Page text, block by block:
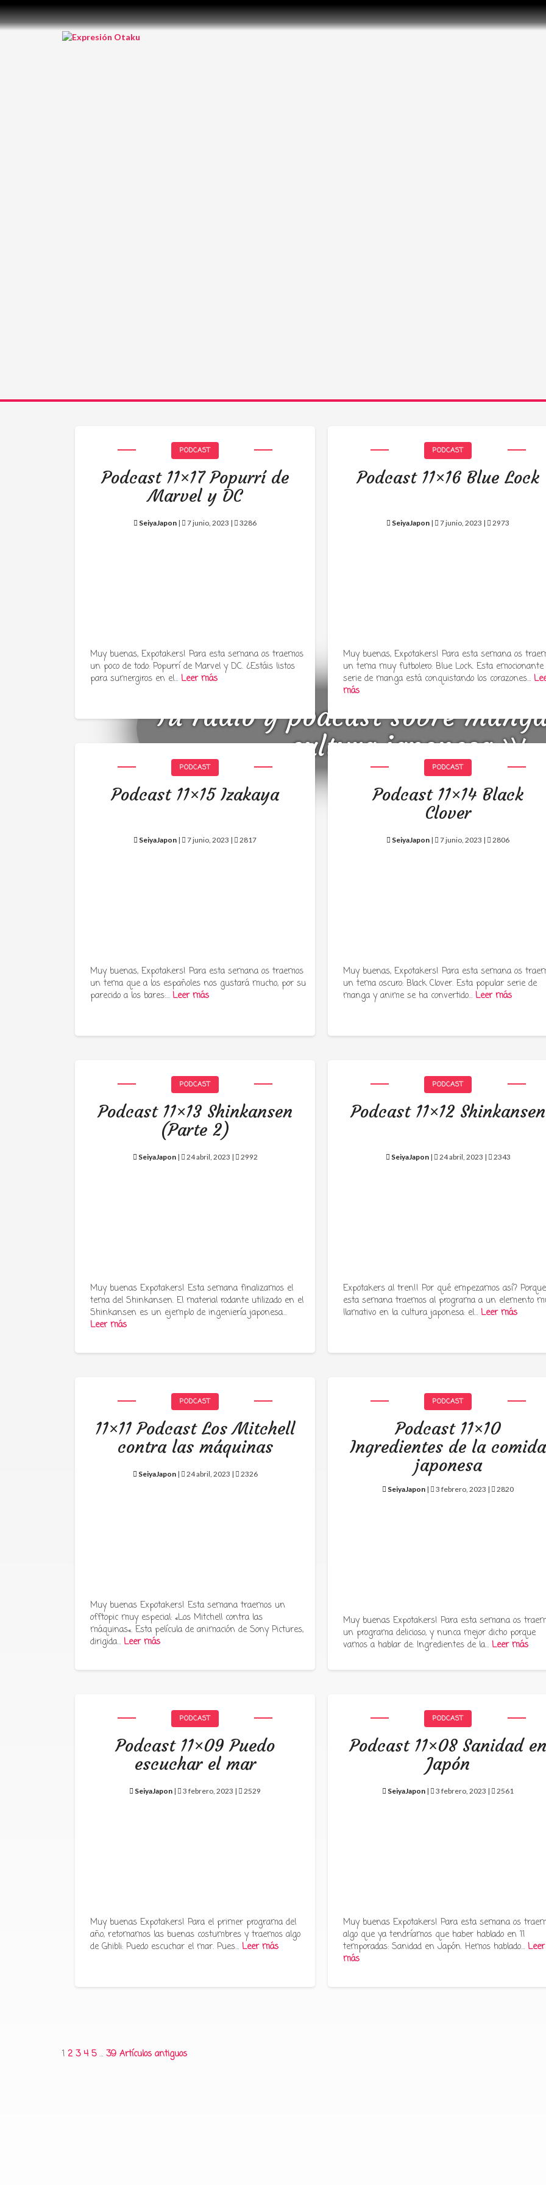
Tu radio y podcast sobre
cultura japonesa ツ
PODCAST
Podcast 11×17 Popurrí de
Marvel y DC
SeiyaJapon | 7 junio, 2023 | 3286
Muy buenas, Expotakers! Para esta semana os traemos
un poco de todo: Popurrí de Marvel y DC. ¿Estáis listos
para sumergiros en el…Leer más
PODCAST
Podcast 11×16 Blue Lock
SeiyaJapon | 7 junio, 2023 | 2973
Muy buenas, Expotakers! Para esta semana os
un tema muy futbolero: Blue Lock. Esta emocionante
serie de manga está conquistando los corazones…
más
PODCAST
Podcast 11×15 Izakaya
SeiyaJapon | 7 junio, 2023 | 2817
Muy buenas, Expotakers! Para esta semana os traemos
un tema que a los españoles nos gustará mucho, por su
parecido a los bares:…Leer más
PODCAST
Podcast 11×14 Black
Clover
SeiyaJapon | 7 junio, 2023 | 2806
Muy buenas, Expotakers! Para esta semana os
un tema oscuro: Black Clover. Esta popular serie de
manga y anime se ha convertido…Leer más
PODCAST
Podcast 11×13 Shinkansen
(Parte 2)
SeiyaJapon| 24 abril, 2023 | 2992
Muy buenas Expotakers! Esta semana finalizamos el
tema del Shinkansen. El material rodante utilizado en el
Shinkansen es un ejemplo de ingeniería japonesa…
Leer más
PODCAST
Podcast 11×12 Shinkansen
SeiyaJapon| 24 abril, 2023 | 2343
Expotakers al tren!! Por qué empezamos así? Porque
esta semana traemos al programa a un elemento
llamativo en la cultura japonesa: el…Leer más
PODCAST
11×11 Podcast Los Mitchell
contra las máquinas
SeiyaJapon| 24 abril, 2023 | 2326
Muy buenas Expotakers! Esta semana traemos un
offtopic muy especial: «Los Mitchell contra las
máquinas«. Esta película de animación de Sony Pictures,
dirigida…Leer más
PODCAST
Podcast 11×10
Ingredientes de la comida
japonesa
SeiyaJapon | 3 febrero, 2023 | 2820
Muy buenas Expotakers! Para esta semana os
un programa delicioso, y nunca mejor dicho porque
vamos a hablar de: Ingredientes de la…Leer más
PODCAST
Podcast 11×09 Puedo
escuchar el mar
SeiyaJapon | 3 febrero, 2023 | 2529
Muy buenas Expotakers! Para el primer programa del
año, retomamos las buenas costumbres y traemos algo
de Ghibli: Puedo escuchar el mar. Pues…Leer más
PODCAST
Podcast 11×08 Sanidad en
Japón
SeiyaJapon | 3 febrero, 2023 | 2561
Muy buenas Expotakers! Para esta semana os
algo que ya tendríamos que haber hablado en 11
temporadas: Sanidad en Japón. Hemos hablado…Leer
más
Paginación
1 2 3 4 5 … 39 Artículos antiguos